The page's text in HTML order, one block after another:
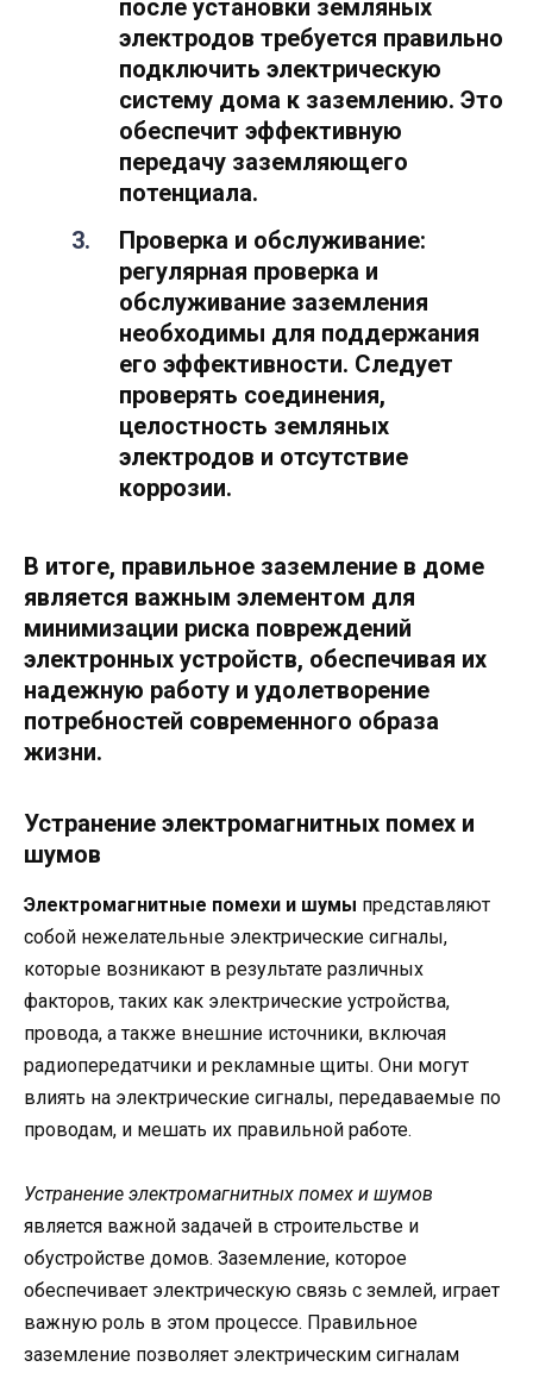
после установки земляных
электродов требуется правильно
подключить электрическую
систему дома к заземлению. Это
обеспечит эффективную
передачу заземляющего
потенциала.
Проверка и обслуживание:
регулярная проверка и
обслуживание заземления
необходимы для поддержания
его эффективности. Следует
проверять соединения,
целостность земляных
электродов и отсутствие
коррозии.
В итоге, правильное заземление в доме
является важным элементом для
минимизации риска повреждений
электронных устройств, обеспечивая их
надежную работу и удолетворение
потребностей современного образа
жизни.
Устранение электромагнитных помех и
шумов
Электромагнитные помехи и шумы представляют
собой нежелательные электрические сигналы,
которые возникают в результате различных
факторов, таких как электрические устройства,
провода, а также внешние источники, включая
радиопередатчики и рекламные щиты. Они могут
влиять на электрические сигналы, передаваемые по
проводам, и мешать их правильной работе.
Устранение электромагнитных помех и шумов
является важной задачей в строительстве и
обустройстве домов. Заземление, которое
обеспечивает электрическую связь с землей, играет
важную роль в этом процессе. Правильное
заземление позволяет электрическим сигналам